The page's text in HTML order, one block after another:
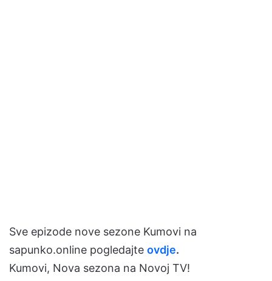
Sve epizode nove sezone Kumovi na
sapunko.online pogledajte ovdje.
Kumovi, Nova sezona na Novoj TV!